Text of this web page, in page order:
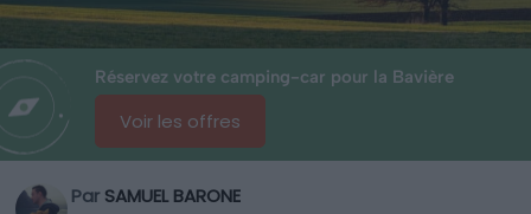
Réservez votre camping-car pour la Bavière
Voir les offres
Par SAMUEL BARONE